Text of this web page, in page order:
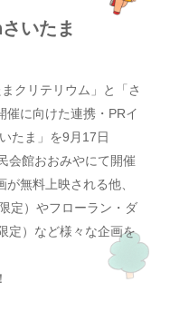
いたま
クリテリウム」と「さ
催に向けた連携・PRイ
たま」を9月17日
会館おおみやにて開催
無料上映される他、
定）やフローラン・ダ
定）など様々な企画を